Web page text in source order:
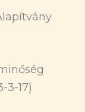
3-17)